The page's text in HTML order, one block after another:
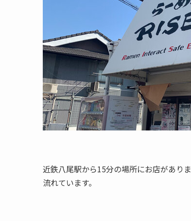
近鉄八尾駅から15分の場所にお店があり
流れています。